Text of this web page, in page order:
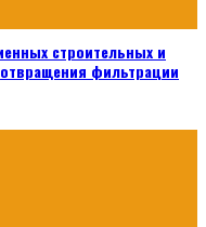
строительных и
фильтрации